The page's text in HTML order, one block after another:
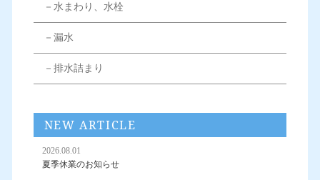
－水まわり、水栓
－漏水
－排水詰まり
NEW ARTICLE
2026.08.01
夏季休業のお知らせ